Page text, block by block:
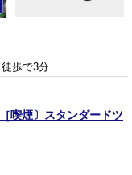
歩で3分
煙〕スタンダードツ